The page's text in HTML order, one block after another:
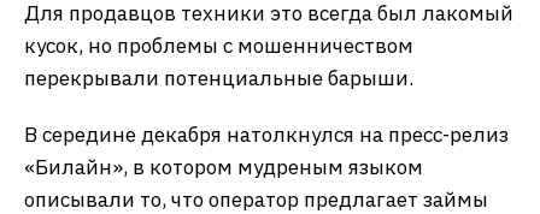
Для продавцов техники это всегда был лакомый
кусок, но проблемы с мошенничеством
перекрывали потенциальные барыши.
В середине декабря натолкнулся на пресс-релиз
«Билайн», в котором мудреным языком
описывали то, что оператор предлагает займы